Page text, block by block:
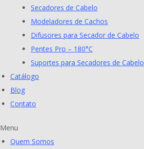
Secadores de Cabelo
Modeladores de Cachos
Difusores para Secador de Cabelo
Pentes Pro – 180°C
Suportes para Secadores de Cabelo
Catálogo
Blog
Contato
Menu
Quem Somos